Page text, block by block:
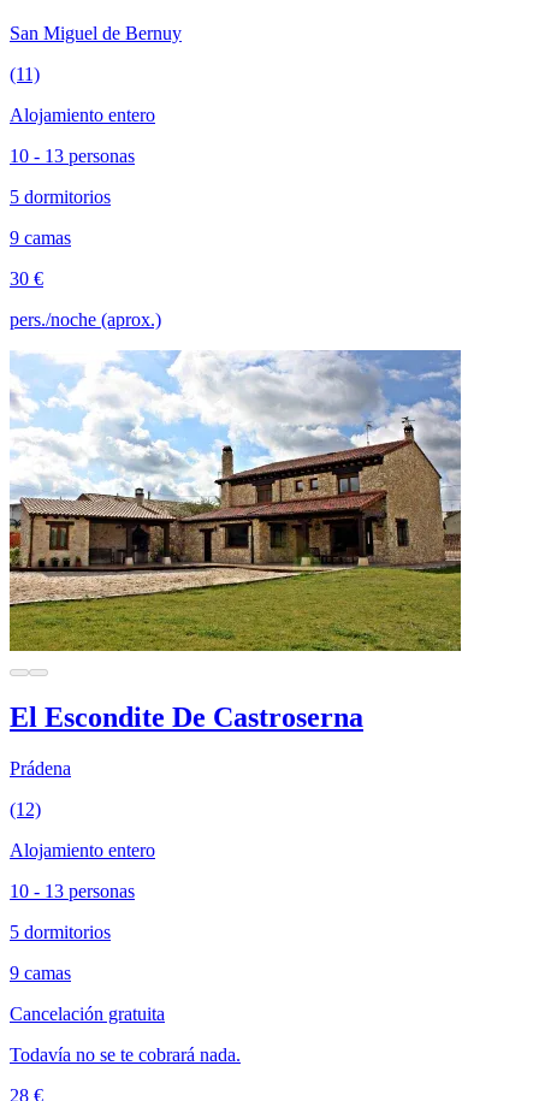
San Miguel de Bernuy
(11)
Alojamiento entero
10 - 13 personas
5 dormitorios
9 camas
30 €
pers./noche (aprox.)
El Escondite De Castroserna
Prádena
(12)
Alojamiento entero
10 - 13 personas
5 dormitorios
9 camas
Cancelación gratuita
Todavía no se te cobrará nada.
28 €